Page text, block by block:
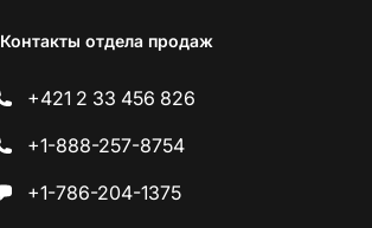
Контакты отдела продаж
+421 2 33 456 826
+1-888-257-8754
+1-786-204-1375